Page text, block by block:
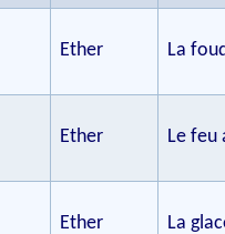
Ether La
Ether Le feu
Ether La